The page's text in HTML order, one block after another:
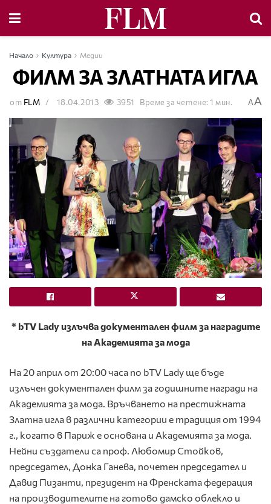
Начало Култура Медии
ФИЛМ ЗА ЗЛАТНАТА ИГЛА
от FLM 18.04.2013 3951 Време за четене: 1 мин. AA
* bTV Ladyизлъчва документален филм за наградите
на Академията за мода
На 20 април от 20:00 часа по bTV Lady ще бъде
излъчен документален филм за годишните награди на
Академията за мода. Връчването на престижната
Златна игла в различни категории е традиция от 1994
г., когато в Париж е основана и Академията за мода.
Нейни създатели са проф. Любомир Стойков,
председател, Донка Ганева, почетен председател и
Давид Пизанти, президент на Френската федерация
на производителите на готово дамско облекло и